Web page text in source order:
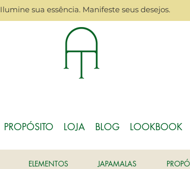
Ilumine sua essência. Manifeste seus desejos.
PROPÓSITO LOJA BLOG LOOKBOOK
ELEMENTOS JAPAMALAS